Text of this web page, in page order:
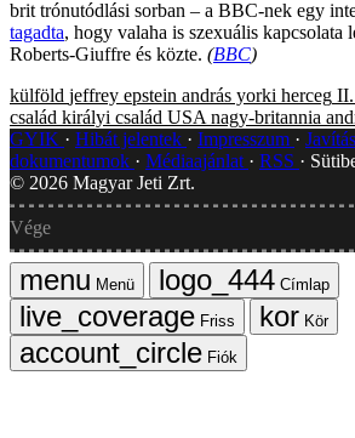
brit trónutódlási sorban – a BBC-nek egy
tagadta, hogy valaha is szexuális kapcsolata
Roberts-Giuffre és közte. (BBC)
külföld jeffrey epstein andrás yorki herceg II.
család királyi család USA nagy-britannia
GYIK
Hibát jelentek Impresszum
dokumentumok
Médiaajánlat RSS
© 2026 Magyar Jeti Zrt.
Vége
Menü
Címlap
Friss
Kör
Fiók